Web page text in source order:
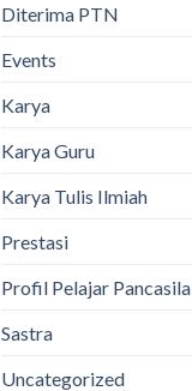
Diterima PTN
Events
Karya
Karya Guru
Karya Tulis Ilmiah
Prestasi
Profil Pelajar Pancasila
Sastra
Uncategorized